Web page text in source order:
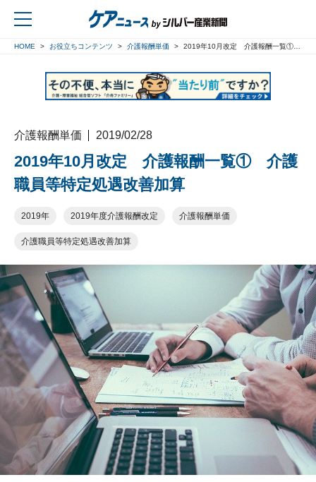
HOME お役立ちコンテンツ 介護報酬単価 2019年10月改定 介護報酬一覧① 介護職員等特定処遇改善加算
介護報酬単価 2019/02/28
2019年10月改定 介護報酬一覧① 介護
職員等特定処遇改善加算
2019年 2019年度介護報酬改定 介護報酬単価
介護職員等特定処遇改善加算